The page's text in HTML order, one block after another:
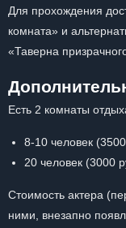
Для прохождения
комната» и
«Таверна
Есть 2 комнаты
8-10 человек
20 человек (3000
Стоимость актера
ними, внезапно